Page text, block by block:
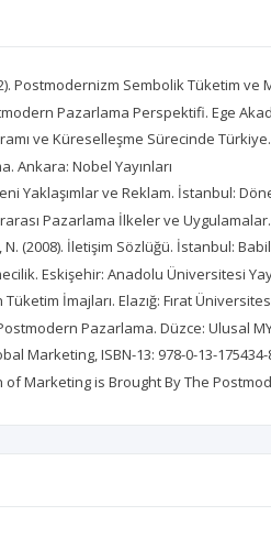
Postmodernizm Sembolik Tüketim
Pazarlama Perspektifi. Ege
ve Küreselleşme Sürecinde
Ankara: Nobel Yayınları
Yaklaşımlar ve Reklam. İstanbul:
Pazarlama İlkeler ve
(2008). İletişim Sözlüğü. İstanbul: Babil
Eskişehir: Anadolu Üniversitesi
İmajları. Elazığ: Fırat
Pazarlama. Düzce: Ulusal
Marketing, ISBN-13: 978-0-13-
of Marketing is Brought By The